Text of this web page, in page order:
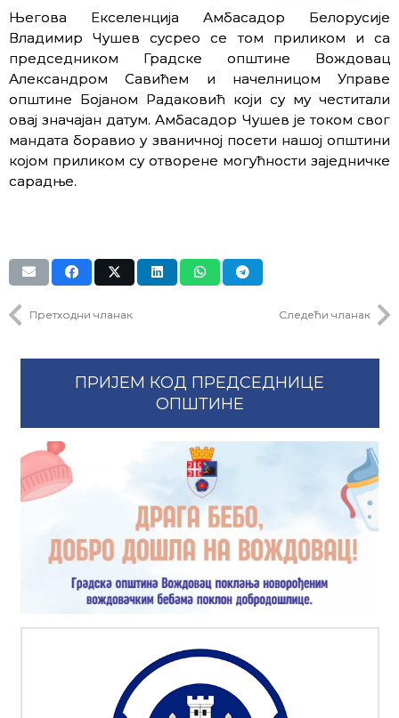
Његова Екселенција Амбасадор Белорусије
Владимир Чушев сусрео се том приликом и са
председником Градске општине Вождовац
Александром Савићем и начелницом Управе
општине Бојаном Радаковић који су му честитали
овај значајан датум. Амбасадор Чушев је током свог
мандата боравио у званичној посети нашој општини
којом приликом су отворене могућности заједничке
сарадње.
Претходни чланак Следећи чланак
ПРИЈЕМ КОД ПРЕДСЕДНИЦЕ
ОПШТИНЕ